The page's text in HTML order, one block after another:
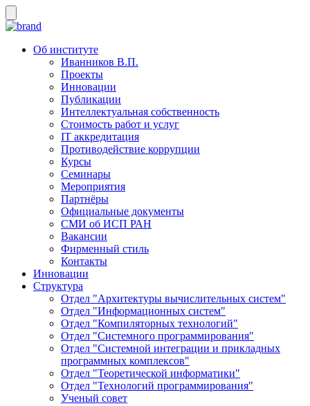
Об институте
Иванников В.П.
Проекты
Инновации
Публикации
Интеллектуальная собственность
Стоимость работ и услуг
IT аккредитация
Противодействие коррупции
Курсы
Семинары
Мероприятия
Партнёры
Официальные документы
СМИ об ИСП РАН
Вакансии
Фирменный стиль
Контакты
Инновации
Структура
Отдел "Архитектуры вычислительных систем"
Отдел "Информационных систем"
Отдел "Компиляторных технологий"
Отдел "Системного программирования"
Отдел "Системной интеграции и прикладных
программных комплексов"
Отдел "Теоретической информатики"
Отдел "Технологий программирования"
Ученый совет